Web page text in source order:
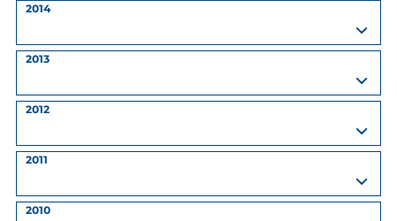
2014
2013
2012
2011
2010